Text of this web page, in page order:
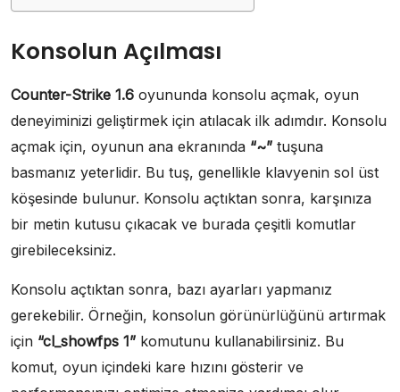
Konsolun Açılması
Counter-Strike 1.6 oyununda konsolu açmak, oyun
deneyiminizi geliştirmek için atılacak ilk adımdır. Konsolu
açmak için, oyunun ana ekranında “~” tuşuna
basmanız yeterlidir. Bu tuş, genellikle klavyenin sol üst
köşesinde bulunur. Konsolu açtıktan sonra, karşınıza
bir metin kutusu çıkacak ve burada çeşitli komutlar
girebileceksiniz.
Konsolu açtıktan sonra, bazı ayarları yapmanız
gerekebilir. Örneğin, konsolun görünürlüğünü artırmak
için “cl_showfps 1” komutunu kullanabilirsiniz. Bu
komut, oyun içindeki kare hızını gösterir ve